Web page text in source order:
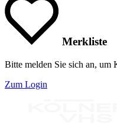
Merkliste
Bitte melden Sie sich an, um
Zum Login